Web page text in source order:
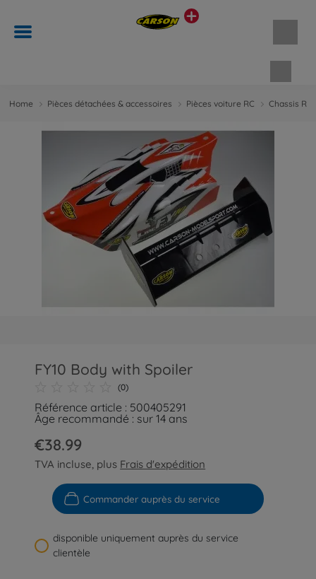
Home Pièces détachées & accessoires Pièces voiture RC Chassis
FY10 Body with Spoiler
(0)
Référence article : 500405291
Âge recommandé : sur 14 ans
€38.99
TVA incluse, plus Frais d'expédition
Commander auprès du service
disponible uniquement auprès du service
clientèle